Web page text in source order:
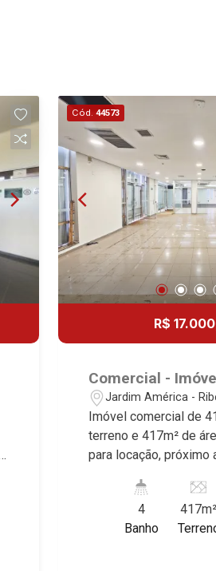
Cód. 44573
R$
Comercial -
Jardim América -
Imóvel comercial de
terreno e 417m² de
para locação, próximo
Ribeirão Preto/SP. Conheça as
características deste
Martinelli Imobiliária
4
Banho
417m²